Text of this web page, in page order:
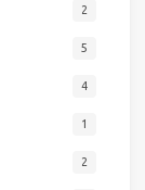
2
5
4
1
2